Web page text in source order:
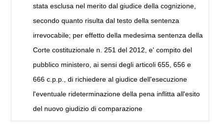
stata esclusa nel merito dal giudice della cognizione,
secondo quanto risulta dal testo della sentenza
irrevocabile; per effetto della medesima sentenza della
Corte costituzionale n. 251 del 2012, e' compito del
pubblico ministero, ai sensi degli articoli 655, 656 e
666 c.p.p., di richiedere al giudice dell'esecuzione
l'eventuale rideterminazione della pena inflitta all'esito
del nuovo giudizio di comparazione